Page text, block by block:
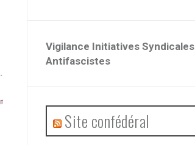
Vigilance Initiatives Syndicales
Antifascistes
Site confédéral